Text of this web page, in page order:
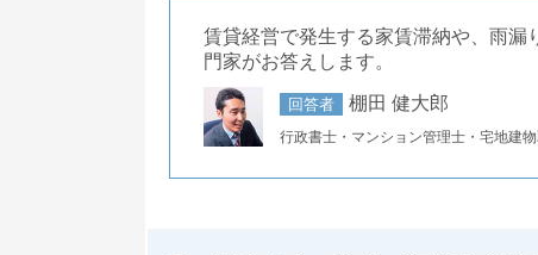
賃貸経営で発生する家賃滞納や、雨
門家がお答えします。
回答者 棚田 健大郎
行政書士・マンション管理士・宅地建